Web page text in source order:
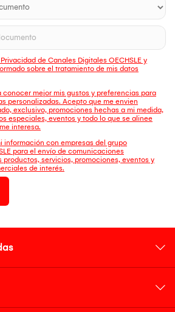
de Canales Digitales OECHSLE y
sobre el tratamiento de mis datos
conocer mejor mis gustos y preferencias para
personalizadas. Acepto que me envien
exclusivo, promociones hechas a mi medida,
especiales, eventos y todo lo que se alinee
interesa.
información con empresas del grupo
para el envío de comunicaciones
productos, servicios, promociones, eventos y
de interés.